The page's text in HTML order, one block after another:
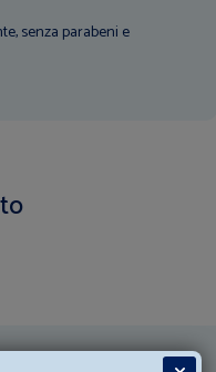
senza parabeni e